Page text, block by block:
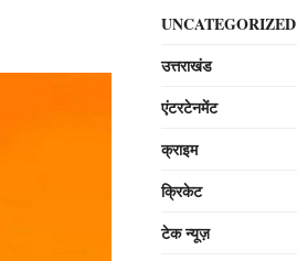
UNCATEGORIZED
उत्तराखंड
एंटरटेनमेंट
क्राइम
क्रिकेट
टेक न्यूज़